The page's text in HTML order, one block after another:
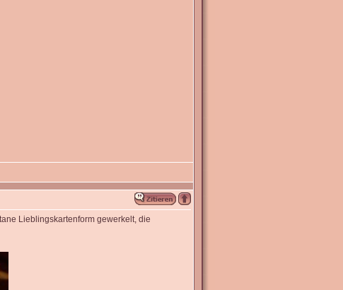
Lieblingskartenform gewerkelt, die